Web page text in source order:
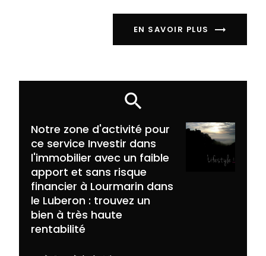
EN SAVOIR PLUS
Notre zone d'activité pour
ce service Investir dans
l'immobilier avec un faible
apport et sans risque
financier à Lourmarin dans
le Luberon : trouvez un
bien à très haute
rentabilité